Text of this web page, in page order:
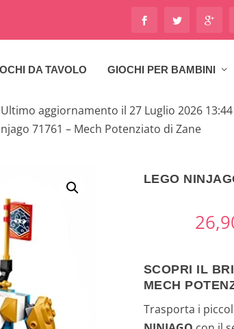
DA TAVOLO GIOCHI PER BAMBINI
Ultimo aggiornamento il 27 Luglio 2026 13:44
71761 – Mech Potenziato di Zane
LEGO
SCOPRI IL
MECH
Trasporta i